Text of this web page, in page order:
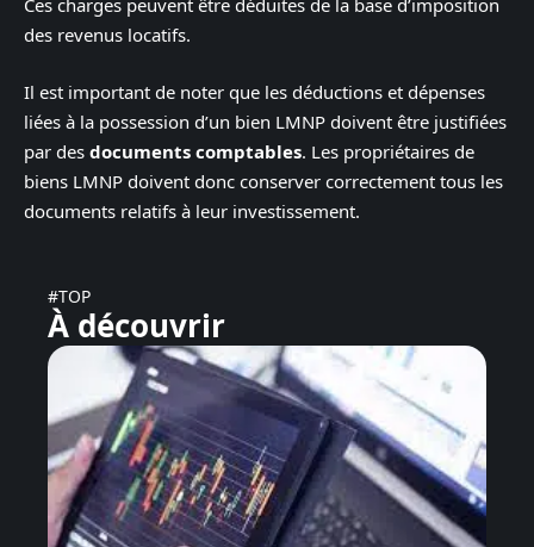
Ces charges peuvent être déduites de la base d’imposition
des revenus locatifs.
Il est important de noter que les déductions et dépenses
liées à la possession d’un bien LMNP doivent être justifiées
par des documents comptables. Les propriétaires de
biens LMNP doivent donc conserver correctement tous les
documents relatifs à leur investissement.
#TOP
À découvrir